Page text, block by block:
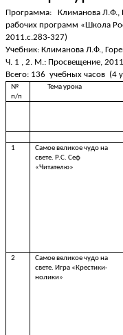
Программа: Климанова Л.Ф.,
рабочих программ «Школа
2011.с.283-327)
Учебник: Климанова Л.Ф.,
Ч. 1 , 2. М.: Просвещение,
Всего: 136 учебных часов (4
№
п/п
Тема урока
1
Самое великое чудо на
свете. Р.С. Сеф
«Читателю»
2
Самое великое чудо на
свете. Игра «Крестики-
нолики»